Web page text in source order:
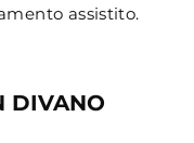
assistito.
DIVANO